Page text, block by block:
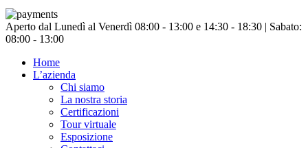
Chiudi
menu
Aperto dal Lunedì al Venerdì 08:00 - 13:00 e 14:30 - 18:30 | Sabato:
08:00 - 13:00
Home
L’azienda
Chi siamo
La nostra storia
Certificazioni
Tour virtuale
Esposizione